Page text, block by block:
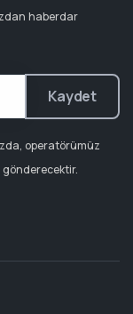
haberdar
Kaydet
operatörümüz
gönderecektir.